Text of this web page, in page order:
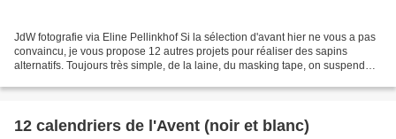
JdW fotografie via Eline Pellinkhof Si la sélection d'avant hier ne vous a pas
convaincu, je vous propose 12 autres projets pour réaliser des sapins
alternatifs. Toujours très simple, de la laine, du masking tape, on suspend
12 calendriers de l'Avent (noir et blanc)